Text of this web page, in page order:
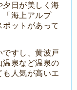
夕日が美しく海
「海上アルプ
ットがあって
すし、黄波戸
温泉など温泉の
人気が高いエ